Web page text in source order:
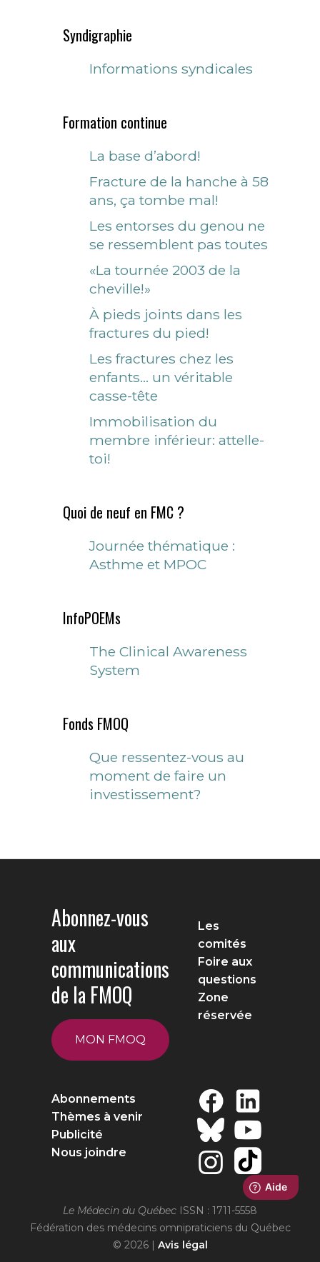
Syndigraphie
Informations syndicales
Formation continue
La base d’abord!
Fracture de la hanche à 58
ans, ça tombe mal!
Les entorses du genou ne
se ressemblent pas toutes
«La tournée 2003 de la
cheville!»
À pieds joints dans les
fractures du pied!
Les fractures chez les
enfants… un véritable
casse-tête
Immobilisation du
membre inférieur: attelle-
toi!
Quoi de neuf en FMC ?
Journée thématique :
Asthme et MPOC
InfoPOEMs
The Clinical Awareness
System
Fonds FMOQ
Que ressentez-vous au
moment de faire un
investissement?
Abonnez-vous
aux
communications
de la FMOQ
MON FMOQ
Les
comités
Foire aux
questions
Zone
réservée
Abonnements
Thèmes à venir
Publicité
Nous joindre
Le Médecin du Québec ISSN : 1711-5558
Fédération des médecins omnipraticiens du Québec
© 2026 | Avis légal